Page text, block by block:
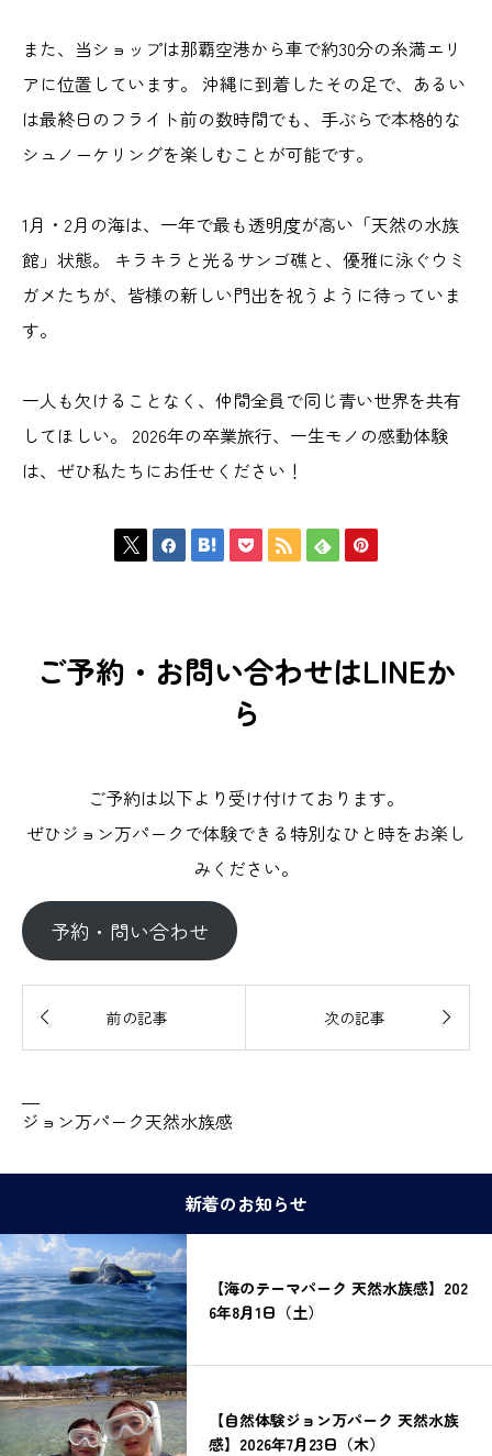
また、当ショップは那覇空港から車で約30分の糸満エリ
アに位置しています。 沖縄に到着したその足で、あるい
は最終日のフライト前の数時間でも、手ぶらで本格的な
シュノーケリングを楽しむことが可能です。
1月・2月の海は、一年で最も透明度が高い「天然の水族
館」状態。 キラキラと光るサンゴ礁と、優雅に泳ぐウミ
ガメたちが、皆様の新しい門出を祝うように待っていま
す。
一人も欠けることなく、仲間全員で同じ青い世界を共有
してほしい。 2026年の卒業旅行、一生モノの感動体験
は、ぜひ私たちにお任せください！
      
ご予約・お問い合わせはLINEか
ら
ご予約は以下より受け付けております。
ぜひジョン万パークで体験できる特別なひと時をお楽し
みください。
予約・問い合わせ
 前の記事 次の記事 
—
ジョン万パーク天然水族感
新着のお知らせ
【海のテーマパーク 天然水族感】202
6年8月1日（土）
【自然体験ジョン万パーク 天然水族
感】2026年7月23日（木）